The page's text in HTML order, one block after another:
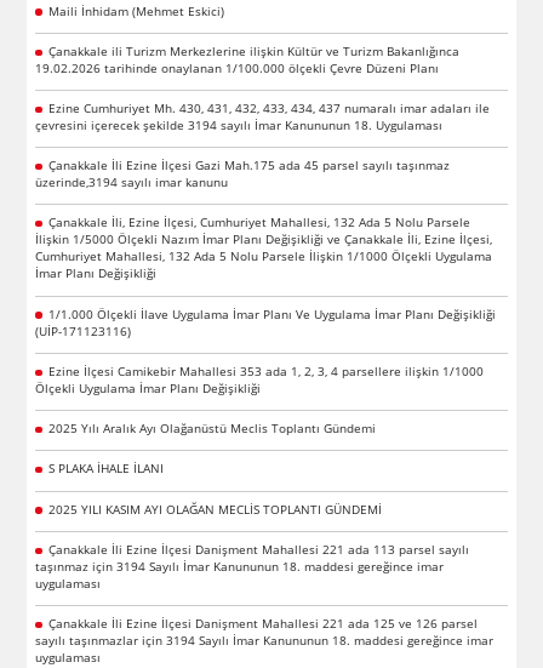
Maili İnhidam (Mehmet Eskici)
Çanakkale ili Turizm Merkezlerine ilişkin Kültür ve Turizm Bakanlığınca
19.02.2026 tarihinde onaylanan 1/100.000 ölçekli Çevre Düzeni Planı
Ezine Cumhuriyet Mh. 430, 431, 432, 433, 434, 437 numaralı imar adaları ile
çevresini içerecek şekilde 3194 sayılı İmar Kanununun 18. Uygulaması
Çanakkale İli Ezine İlçesi Gazi Mah.175 ada 45 parsel sayılı taşınmaz
üzerinde,3194 sayılı imar kanunu
Çanakkale İli, Ezine İlçesi, Cumhuriyet Mahallesi, 132 Ada 5 Nolu Parsele
İlişkin 1/5000 Ölçekli Nazım İmar Planı Değişikliği ve Çanakkale İli, Ezine İlçesi,
Cumhuriyet Mahallesi, 132 Ada 5 Nolu Parsele İlişkin 1/1000 Ölçekli Uygulama
İmar Planı Değişikliği
1/1.000 Ölçekli İlave Uygulama İmar Planı Ve Uygulama İmar Planı Değişikliği
(UİP-171123116)
Ezine İlçesi Camikebir Mahallesi 353 ada 1, 2, 3, 4 parsellere ilişkin 1/1000
Ölçekli Uygulama İmar Planı Değişikliği
2025 Yılı Aralık Ayı Olağanüstü Meclis Toplantı Gündemi
S PLAKA İHALE İLANI
2025 YILI KASIM AYI OLAĞAN MECLİS TOPLANTI GÜNDEMİ
Çanakkale İli Ezine İlçesi Danişment Mahallesi 221 ada 113 parsel sayılı
taşınmaz için 3194 Sayılı İmar Kanununun 18. maddesi gereğince imar
uygulaması
Çanakkale İli Ezine İlçesi Danişment Mahallesi 221 ada 125 ve 126 parsel
sayılı taşınmazlar için 3194 Sayılı İmar Kanununun 18. maddesi gereğince imar
uygulaması